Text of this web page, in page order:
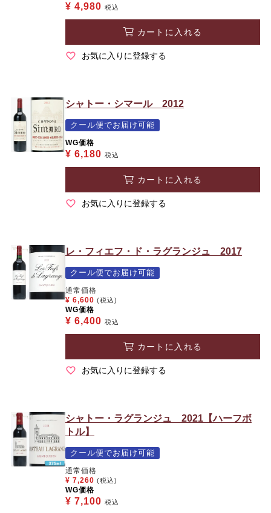
¥ 4,980 税込
カートに入れる
お気に入りに登録する
シャトー・シマール 2012
クール便でお届け可能
WG価格
¥ 6,180 税込
カートに入れる
お気に入りに登録する
レ・フィエフ・ド・ラグランジュ 2017
クール便でお届け可能
通常価格
¥ 6,600 (税込)
WG価格
¥ 6,400 税込
カートに入れる
お気に入りに登録する
シャトー・ラグランジュ 2021【ハーフボ
トル】
クール便でお届け可能
通常価格
¥ 7,260 (税込)
WG価格
¥ 7,100 税込